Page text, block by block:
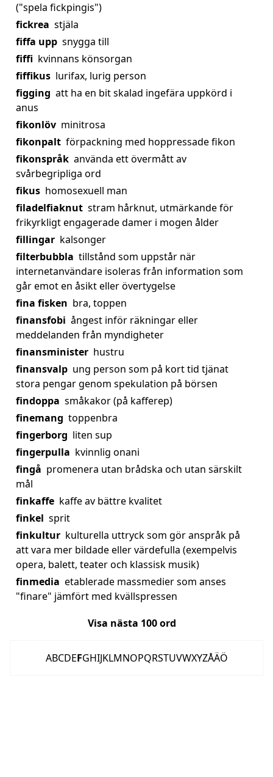
("spela fickpingis")
fickrea stjäla
fiffa upp snygga till
fiffi kvinnans könsorgan
fiffikus lurifax, lurig person
figging att ha en bit skalad ingefära uppkörd i
anus
fikonlöv minitrosa
fikonpalt förpackning med hoppressade fikon
fikonspråk använda ett övermått av
svårbegripliga ord
fikus homosexuell man
filadelfiaknut stram hårknut, utmärkande för
frikyrkligt engagerade damer i mogen ålder
fillingar kalsonger
filterbubbla tillstånd som uppstår när
internetanvändare isoleras från information som
går emot en åsikt eller övertygelse
fina fisken bra, toppen
finansfobi ångest inför räkningar eller
meddelanden från myndigheter
finansminister hustru
finansvalp ung person som på kort tid tjänat
stora pengar genom spekulation på börsen
findoppa småkakor (på kafferep)
finemang toppenbra
fingerborg liten sup
fingerpulla kvinnlig onani
fingå promenera utan brådska och utan särskilt
mål
finkaffe kaffe av bättre kvalitet
finkel sprit
finkultur kulturella uttryck som gör anspråk på
att vara mer bildade eller värdefulla (exempelvis
opera, balett, teater och klassisk musik)
finmedia etablerade massmedier som anses
"finare" jämfört med kvällspressen
Visa nästa 100ord
ABCDEFGHIJKLMNOPQRSTUVWXYZÅÄÖ